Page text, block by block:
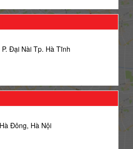
Đại Nài Tp. Hà Tĩnh
Đông, Hà Nội